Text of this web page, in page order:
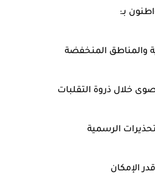
بـ:
والمناطق المنخفضة
خلال ذروة التقلبات
الرسمية
الإمكان